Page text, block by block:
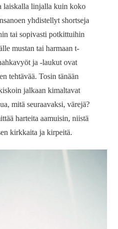
laiskalla linjalla kuin koko
yhdistellyt shortseja
tai sopivasti potkittuihin
mustan tai harmaan t-
ja -laukut ovat
tehtävää. Tosin tänään
jalkaan kimaltavat
mitä seuraavaksi, värejä?
harteita aamuisin, niistä
kirkkaita ja kirpeitä.